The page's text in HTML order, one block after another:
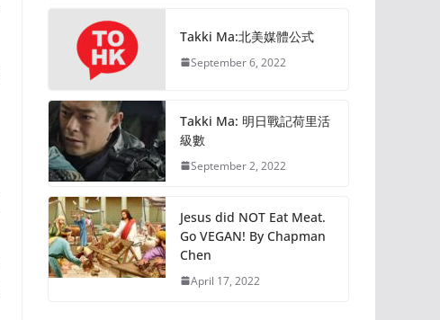
Takki Ma:北美媒體公式
September 6, 2022
Takki Ma: 明日戰記荷里活
級數
September 2, 2022
Jesus did NOT Eat Meat.
Go VEGAN! By Chapman
Chen
April 17, 2022